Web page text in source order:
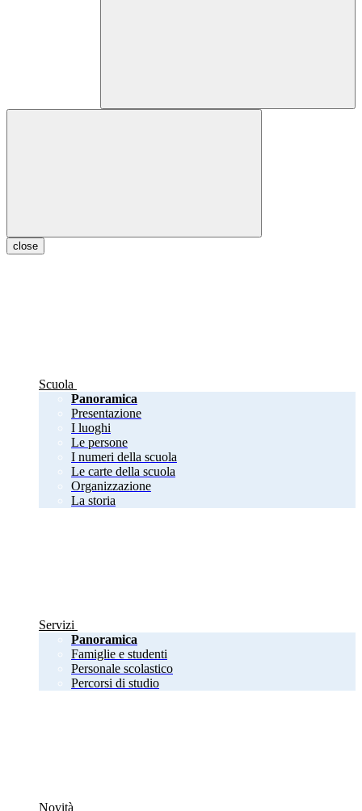
close
Scuola
Panoramica
Presentazione
I luoghi
Le persone
I numeri della scuola
Le carte della scuola
Organizzazione
La storia
Servizi
Panoramica
Famiglie e studenti
Personale scolastico
Percorsi di studio
Novità